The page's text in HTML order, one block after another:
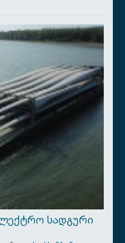
ᲡᲐᲓᲒᲣᲠᲘ